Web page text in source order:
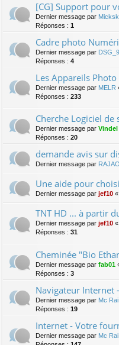
[CG] Support pour
Dernier message par
Réponses : 1
Cadre photo
Dernier message par
Réponses : 4
Les Appareils
Dernier message par MELR
Réponses : 233
Cherche Logiciel de
Dernier message par Vindel
Réponses : 20
demande avis sur
Dernier message par RAJAO
Une aide pour
Dernier message par jef10 «
TNT HD ... à partir
Dernier message par jef10 «
Réponses : 31
Cheminée "Bio
Dernier message par fab01
Réponses : 3
Navigateur Internet
Dernier message par Mc Rai
Réponses : 19
Internet - Votre
Dernier message par Mc Rai